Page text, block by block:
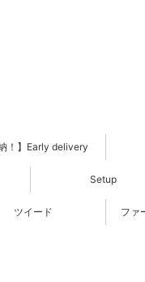
納！】Early delivery
Setup
ツイード ファ